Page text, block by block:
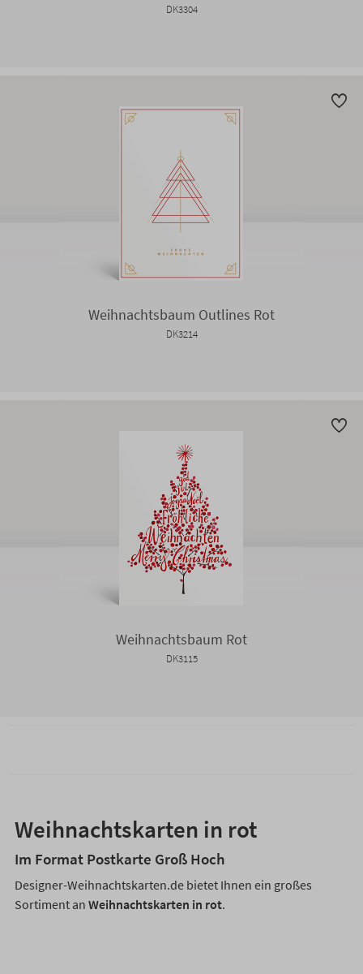
DK3304
Weihnachtsbaum Outlines Rot
DK3214
Weihnachtsbaum Rot
DK3115
Weihnachtskarten in rot
Im Format Postkarte Groß Hoch
Designer-Weihnachtskarten.de bietet Ihnen ein großes
Sortiment an Weihnachtskarten in rot.